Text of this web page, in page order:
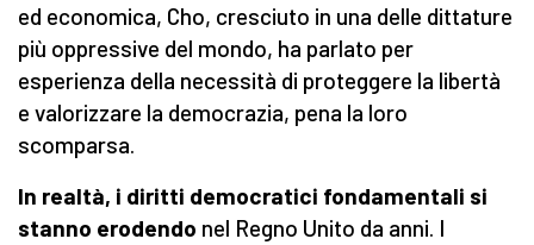
ed economica, Cho, cresciuto in una delle dittature
più oppressive del mondo, ha parlato per
esperienza della necessità di proteggere la libertà
e valorizzare la democrazia, pena la loro
scomparsa.
In realtà, i diritti democratici fondamentali si
stanno erodendo nel Regno Unito da anni. I